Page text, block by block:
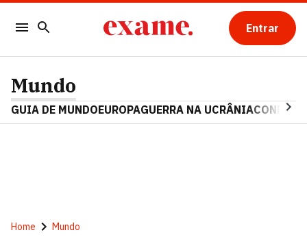
Entrar
Mundo
GUIA DE MUNDOEUROPAGUERRA NA UCRÂNIA
Home Mundo